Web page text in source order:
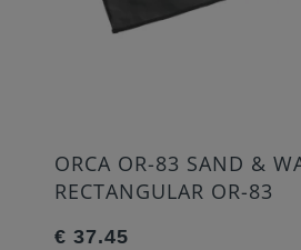
ORCA OR-83 SAND &
RECTANGULAR OR-83
€ 37.45